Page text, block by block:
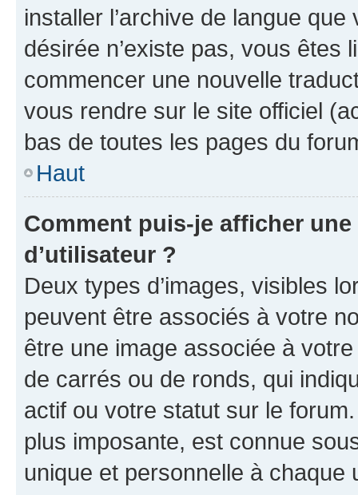
installer l’archive de langue
désirée n’existe pas, vous êtes
commencer une nouvelle
vous rendre sur le site officiel
bas de toutes les pages du
Haut
Comment puis-je afficher
d’utilisateur ?
Deux types d’images, visibles
peuvent être associés à votre
être une image associée à
de carrés ou de ronds, qui
actif ou votre statut sur le
plus imposante, est connue
unique et personnelle à chaque